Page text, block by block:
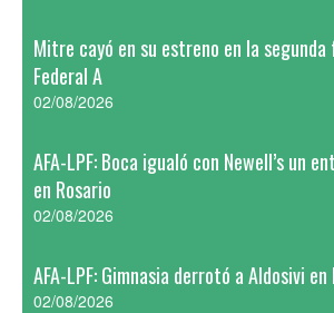
Mitre cayó en su estreno en la segunda
Federal A
02/08/2026
AFA-LPF: Boca igualó con Newell’s un
en Rosario
02/08/2026
AFA-LPF: Gimnasia derrotó a Aldosivi
02/08/2026